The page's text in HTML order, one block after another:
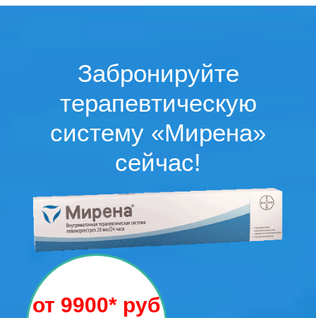
Забронируйте
терапевтическую
систему «Мирена»
сейчас!
от 9900* руб